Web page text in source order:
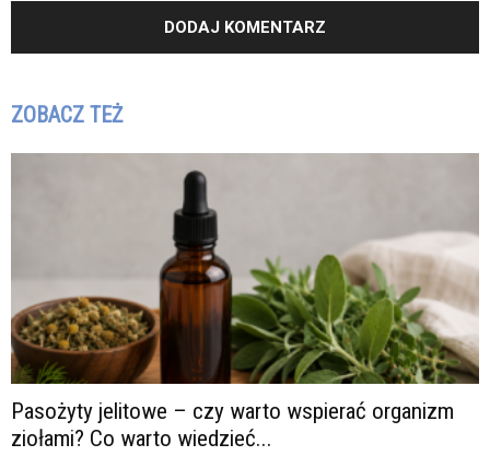
ZOBACZ TEŻ
Pasożyty jelitowe – czy warto wspierać organizm
ziołami? Co warto wiedzieć...